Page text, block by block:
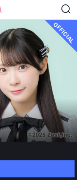
OFFICIAL